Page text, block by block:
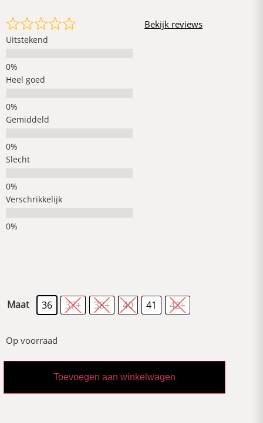
Uitstekend
Heel goed
Gemiddeld
Slecht
Verschrikkelijk
Bekijk reviews
Maat 36 37+ 38+ 40 41 42+
Op voorraad
Toevoegen aan winkelwagen